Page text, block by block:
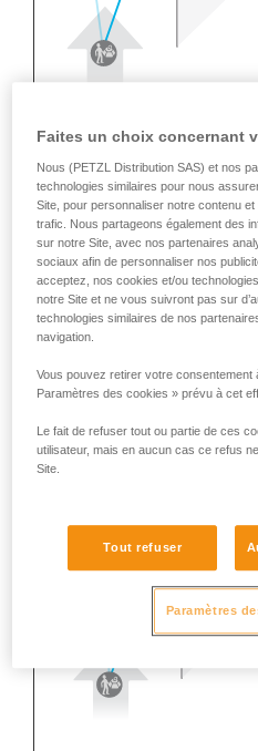
Faites un choix concernant
Nous (PETZL Distribution SAS) et nos
technologies similaires pour nous
Site, pour personnaliser notre contenu
trafic. Nous partageons également des
sur notre Site, avec nos partenaires
sociaux afin de personnaliser nos
acceptez, nos cookies et/ou
notre Site et ne vous suivront pas sur
technologies similaires de nos
navigation.
Vous pouvez retirer votre consentement
Paramètres des cookies » prévu à cet
Le fait de refuser tout ou partie de ces
utilisateur, mais en aucun cas ce refus
Site.
Tout refuser
Paramètres